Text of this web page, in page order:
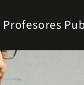
Profesores